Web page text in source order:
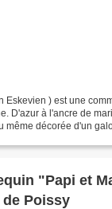
Eskevien ) est une
D'azur à l'ancre de
même décorée d'un
"Papi et
Poissy